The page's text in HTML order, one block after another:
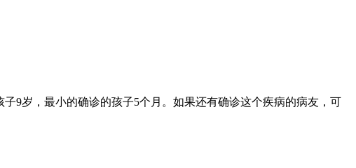
9岁，最小的确诊的孩子5个月。如果还有确诊这个疾病的病友，可